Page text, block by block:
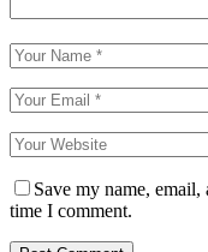
Save my name,
time I comment.